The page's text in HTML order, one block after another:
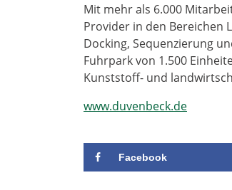
Mit mehr als 6.000
Provider in den Bereichen
Docking, Sequenzierung
Fuhrpark von 1.500
Kunststoff- und
www.duvenbeck.de
Facebook